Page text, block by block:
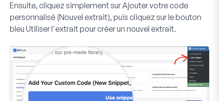
Ensuite, cliquez simplement surAjouter votre code
personnalisé (Nouvel extrait), puis cliquez sur le bouton
bleu Utiliser l'extraitpour créer un nouvel extrait.